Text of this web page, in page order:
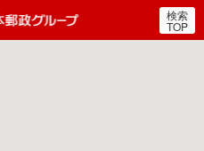
郵便局・日本郵政グルー
検索
TOP